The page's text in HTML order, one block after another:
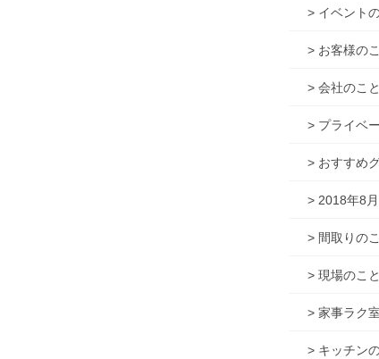
> イベント
> お客様の
> 会社のこと
> プライベ
> おすすめ
> 2018年8
> 間取りの
> 現場のこと
> 家事ラク
> キッチン